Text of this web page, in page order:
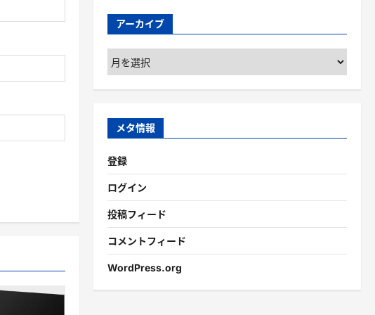
アーカイブ
ア
ー
カ
ブ
メタ情報
登録
ログイン
投稿フィード
コメントフィード
WordPress.org